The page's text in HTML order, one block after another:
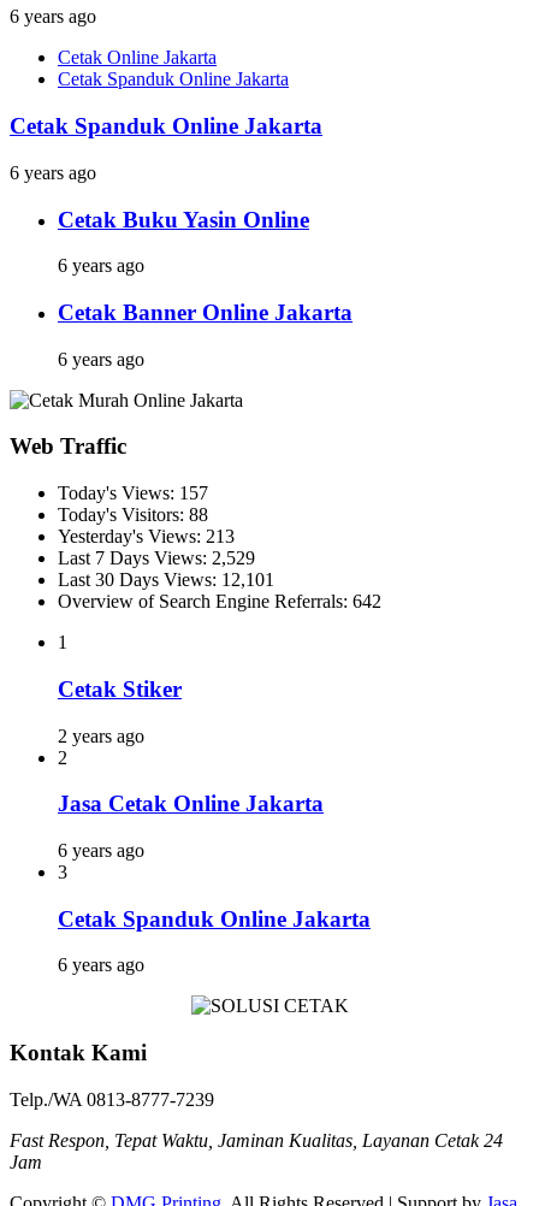
6 years ago
Cetak Online Jakarta
Cetak Spanduk Online Jakarta
Cetak Spanduk Online Jakarta
6 years ago
Cetak Buku Yasin Online
6 years ago
Cetak Banner Online Jakarta
6 years ago
Web Traffic
Today's Views: 157
Today's Visitors: 88
Yesterday's Views: 213
Last 7 Days Views: 2,529
Last 30 Days Views: 12,101
Overview of Search Engine Referrals: 642
1
Cetak Stiker
2 years ago
2
Jasa Cetak Online Jakarta
6 years ago
3
Cetak Spanduk Online Jakarta
6 years ago
Kontak Kami
Telp./WA 0813-8777-7239
Fast Respon, Tepat Waktu, Jaminan Kualitas, Layanan Cetak 24
Jam